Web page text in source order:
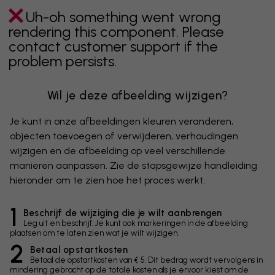
Uh-oh something went wrong
rendering this component. Please
contact customer support if the
problem persists.
Wil je deze afbeelding wijzigen?
Je kunt in onze afbeeldingen kleuren veranderen,
objecten toevoegen of verwijderen, verhoudingen
wijzigen en de afbeelding op veel verschillende
manieren aanpassen. Zie de stapsgewijze handleiding
hieronder om te zien hoe het proces werkt.
1 Beschrijf de wijziging die je wilt aanbrengen
Leg uit en beschrijf. Je kunt ook markeringen in de afbeelding
plaatsen om te laten zien wat je wilt wijzigen.
2 Betaal opstartkosten
Betaal de opstartkosten van € 5. Dit bedrag wordt vervolgens in
mindering gebracht op de totale kosten als je ervoor kiest om de